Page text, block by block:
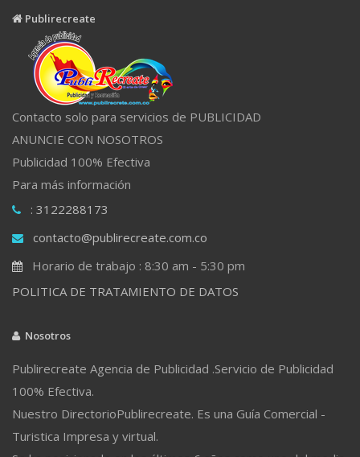
Publirecreate
Contacto solo para servicios de PUBLICIDAD
ANUNCIE CON NOSOTROS
Publicidad 100% Efectiva
Para más información
: 3122288173
contacto@publirecreate.com.co
Horario de trabajo : 8:30 am - 5:30 pm
POLITICA DE TRATAMIENTO DE DATOS
Nosotros
Publirecreate Agencia de Publicidad .Servicio de Publicidad
100% Efectiva.
Nuestro DirectorioPublirecreate. Es una Guía Comercial -
Turistica Impresa y virtual.